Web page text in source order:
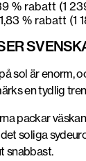
% rabatt (1
% rabatt
sol är enorm,
en tydlig
packar
soliga
snabbast.